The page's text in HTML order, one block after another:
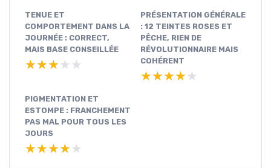
TENUE ET
COMPORTEMENT DANS LA
JOURNÉE : CORRECT,
MAIS BASE CONSEILLÉE
★★★★★
★★★★★
PRÉSENTATION GÉNÉRALE
: 12 TEINTES ROSES ET
PÊCHE, RIEN DE
RÉVOLUTIONNAIRE MAIS
COHÉRENT
★★★★★
★★★★★
PIGMENTATION ET
ESTOMPE : FRANCHEMENT
PAS MAL POUR TOUS LES
JOURS
★★★★★
★★★★★